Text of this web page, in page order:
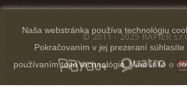
Naša webstránka používa technológiu
Pokračovaním v jej prezeraní súhlasíte
používaním tejto technológie.Viac info o
© 2011 - 2025 RAPIER